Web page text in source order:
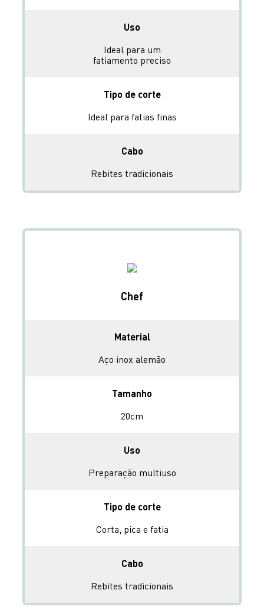
Uso
Ideal para um
fatiamento preciso
Tipo de corte
Ideal para fatias finas
Cabo
Rebites tradicionais
Chef
Material
Aço inox alemão
Tamanho
20cm
Uso
Preparação multiuso
Tipo de corte
Corta, pica e fatia
Cabo
Rebites tradicionais